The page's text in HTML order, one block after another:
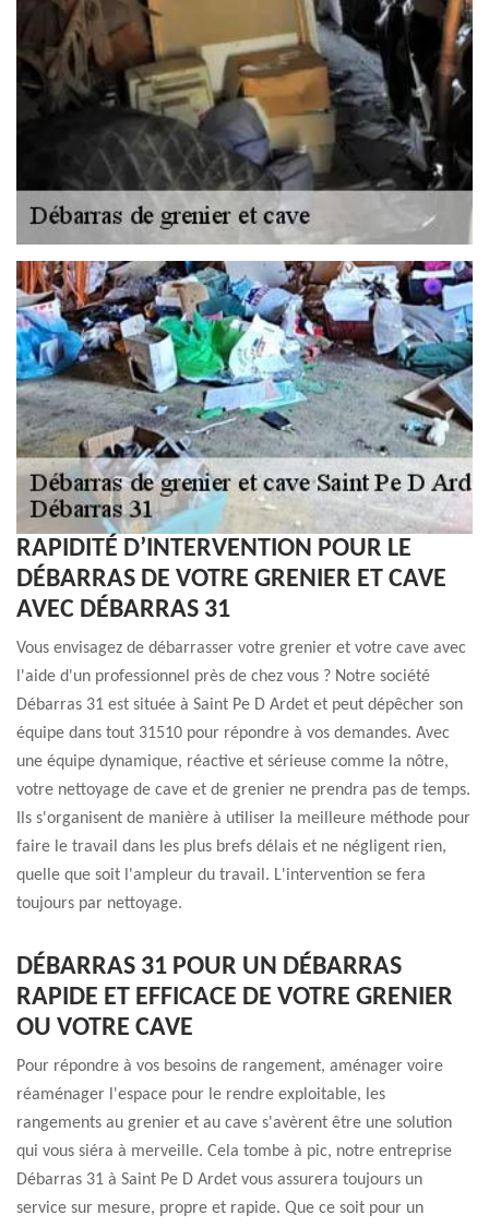
RAPIDITÉ D’INTERVENTION POUR LE
DÉBARRAS DE VOTRE GRENIER ET CAVE
AVEC DÉBARRAS 31
Vous envisagez de débarrasser votre grenier et votre cave avec
l'aide d'un professionnel près de chez vous ? Notre société
Débarras 31 est située à Saint Pe D Ardet et peut dépêcher son
équipe dans tout 31510 pour répondre à vos demandes. Avec
une équipe dynamique, réactive et sérieuse comme la nôtre,
votre nettoyage de cave et de grenier ne prendra pas de temps.
Ils s'organisent de manière à utiliser la meilleure méthode pour
faire le travail dans les plus brefs délais et ne négligent rien,
quelle que soit l'ampleur du travail. L'intervention se fera
toujours par nettoyage.
DÉBARRAS 31 POUR UN DÉBARRAS
RAPIDE ET EFFICACE DE VOTRE GRENIER
OU VOTRE CAVE
Pour répondre à vos besoins de rangement, aménager voire
réaménager l'espace pour le rendre exploitable, les
rangements au grenier et au cave s'avèrent être une solution
qui vous siéra à merveille. Cela tombe à pic, notre entreprise
Débarras 31 à Saint Pe D Ardet vous assurera toujours un
service sur mesure, propre et rapide. Que ce soit pour un